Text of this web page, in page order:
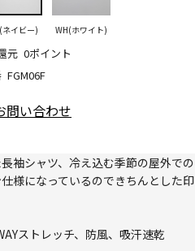
FGM06F
元 0ポイント
ネイビー) WH(ホワイト)
問い合わせ
袖シャツ、冷え込む季節の屋外での
様になっているのできちんとした印
ストレッチ、防風、吸汗速乾